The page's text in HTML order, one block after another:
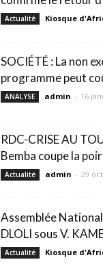
Actualité Kiosque
SOCIÉTÉ : La non
programme peut
ANALYSE admin - 16
RDC-CRISE AU
Bemba coupe la
Actualité admin - 29
Assemblée
DLOLI sous V.
Actualité Kiosque